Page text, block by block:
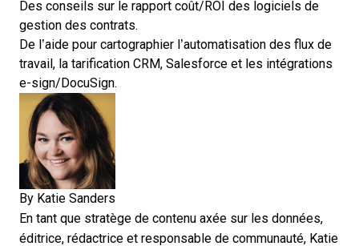
Des conseils sur le rapport coût/ROI des logiciels de
gestion des contrats.
De l’aide pour cartographier l’automatisation des flux de
travail, la tarification CRM, Salesforce et les intégrations
e-sign/DocuSign.
By Katie Sanders
En tant que stratège de contenu axée sur les données,
éditrice, rédactrice et responsable de communauté, Katie